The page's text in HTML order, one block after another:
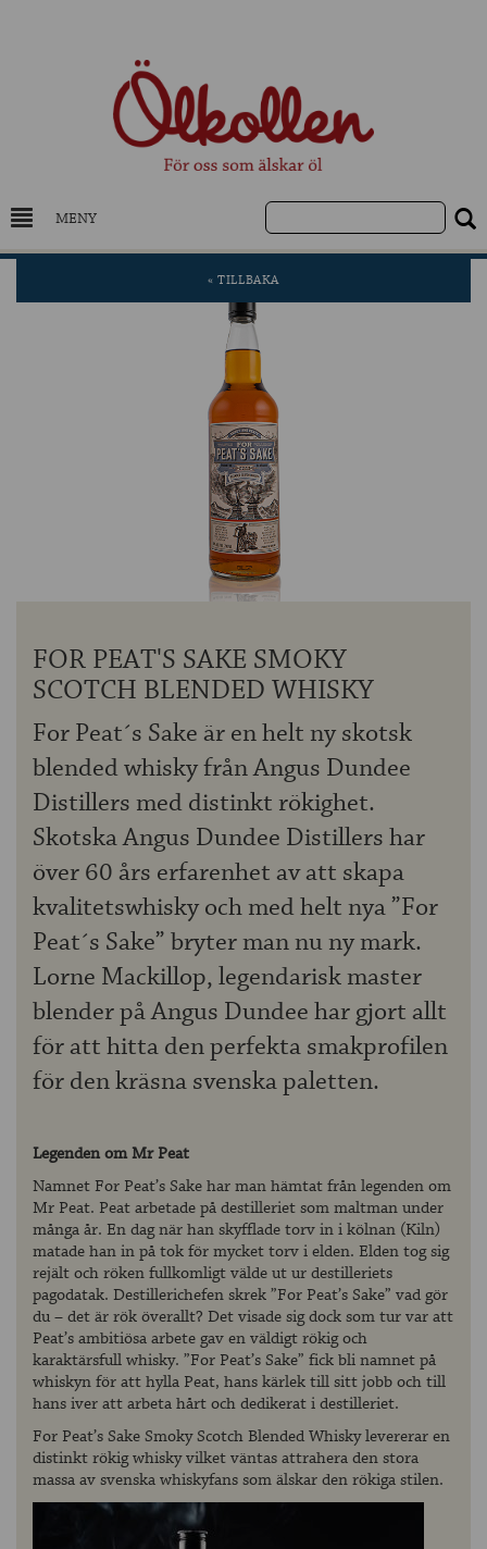
MENY
DRYCKESKUNSKAP
NYHETER
UTVALDA ÖL
UTVALDA CIDER
UTVALDA DESTILLAT
OM ÖLKOLLEN
KONTAKTA OSS
« TILLBAKA
FOR PEAT'S SAKE SMOKY
SCOTCH BLENDED WHISKY
For Peat´s Sake är en helt ny skotsk
blended whisky från Angus Dundee
Distillers med distinkt rökighet.
Skotska Angus Dundee Distillers har
över 60 års erfarenhet av att skapa
kvalitetswhisky och med helt nya ”For
Peat´s Sake” bryter man nu ny mark.
Lorne Mackillop, legendarisk master
blender på Angus Dundee har gjort allt
för att hitta den perfekta smakprofilen
för den kräsna svenska paletten.
Legenden om Mr Peat
Namnet For Peat’s Sake har man hämtat från legenden om
Mr Peat. Peat arbetade på destilleriet som maltman under
många år. En dag när han skyfflade torv in i kölnan (Kiln)
matade han in på tok för mycket torv i elden. Elden tog sig
rejält och röken fullkomligt välde ut ur destilleriets
pagodatak. Destillerichefen skrek ”For Peat’s Sake” vad gör
du – det är rök överallt? Det visade sig dock som tur var att
Peat’s ambitiösa arbete gav en väldigt rökig och
karaktärsfull whisky. ”For Peat’s Sake” fick bli namnet på
whiskyn för att hylla Peat, hans kärlek till sitt jobb och till
hans iver att arbeta hårt och dedikerat i destilleriet.
For Peat’s Sake Smoky Scotch Blended Whisky levererar en
distinkt rökig whisky vilket väntas attrahera den stora
massa av svenska whiskyfans som älskar den rökiga stilen.